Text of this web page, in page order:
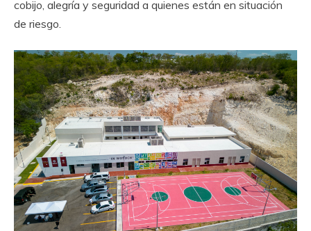
cobijo, alegría y seguridad a quienes están en situación
de riesgo.